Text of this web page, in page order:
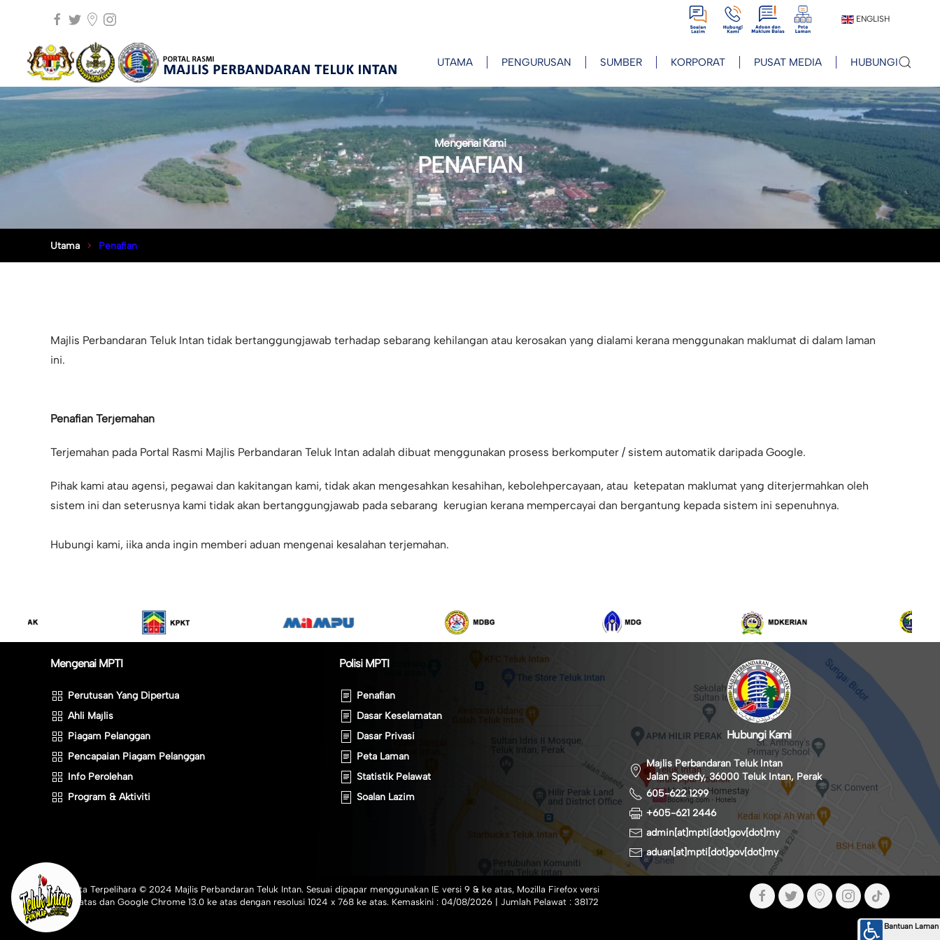
View View View View ENGLISH
UTAMA PENGURUSAN SUMBER KORPORAT PUSAT MEDIA HUBUNGI
Mengenai Kami
PENAFIAN
Utama Penafian
Majlis Perbandaran Teluk Intan tidak bertanggungjawab terhadap sebarang kehilangan atau kerosakan yang dialami kerana menggunakan maklumat di dalam laman
ini.
Penafian Terjemahan
Terjemahan pada Portal Rasmi Majlis Perbandaran Teluk Intan adalah dibuat menggunakan prosess berkomputer / sistem automatik daripada Google.
Pihak kami atau agensi, pegawai dan kakitangan kami, tidak akan mengesahkan kesahihan, kebolehpercayaan, atau ketepatan maklumat yang diterjermahkan oleh
sistem ini dan seterusnya kami tidak akan bertanggungjawab pada sebarang kerugian kerana mempercayai dan bergantung kepada sistem ini sepenuhnya.
Hubungi kami, iika anda ingin memberi aduan mengenai kesalahan terjemahan.
Mengenai MPTI
Perutusan Yang Dipertua
Ahli Majlis
Piagam Pelanggan
Pencapaian Piagam Pelanggan
Info Perolehan
Program & Aktiviti
Polisi MPTI
Penafian
Dasar Keselamatan
Dasar Privasi
Peta Laman
Statistik Pelawat
Soalan Lazim
Hubungi Kami
Majlis Perbandaran Teluk Intan
Jalan Speedy, 36000 Teluk Intan, Perak
605-622 1299
+605-621 2446
admin[at]mpti[dot]gov[dot]my
aduan[at]mpti[dot]gov[dot]my
Hakcipta Terpelihara © 2024 Majlis Perbandaran Teluk Intan. Sesuai dipapar menggunakan IE versi 9 & ke atas, Mozilla Firefox versi
6.0 ke atas dan Google Chrome 13.0 ke atas dengan resolusi 1024 x 768 ke atas. Kemaskini : 04/08/2026 | Jumlah Pelawat : 38172